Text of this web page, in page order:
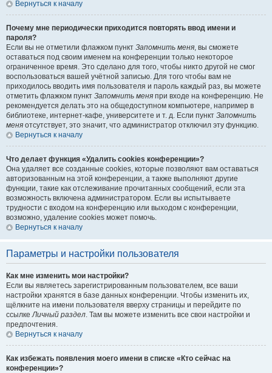
Вернуться к началу
Почему мне периодически приходится повторять ввод имени и
пароля?
Если вы не отметили флажком пункт Запомнить меня, вы сможете
оставаться под своим именем на конференции только некоторое
ограниченное время. Это сделано для того, чтобы никто другой не смог
воспользоваться вашей учётной записью. Для того чтобы вам не
приходилось вводить имя пользователя и пароль каждый раз, вы можете
отметить флажком пункт Запомнить меня при входе на конференцию. Не
рекомендуется делать это на общедоступном компьютере, например в
библиотеке, интернет-кафе, университете и т. д. Если пункт Запомнить
меня отсутствует, это значит, что администратор отключил эту функцию.
Вернуться к началу
Что делает функция «Удалить cookies конференции»?
Она удаляет все созданные cookies, которые позволяют вам оставаться
авторизованным на этой конференции, а также выполняют другие
функции, такие как отслеживание прочитанных сообщений, если эта
возможность включена администратором. Если вы испытываете
трудности с входом на конференцию или выходом с конференции,
возможно, удаление cookies может помочь.
Вернуться к началу
Параметры и настройки пользователя
Как мне изменить мои настройки?
Если вы являетесь зарегистрированным пользователем, все ваши
настройки хранятся в базе данных конференции. Чтобы изменить их,
щёлкните на имени пользователя вверху страницы и перейдите по
ссылкеЛичный раздел. Там вы можете изменить все свои настройки и
предпочтения.
Вернуться к началу
Как избежать появления моего имени в списке «Кто сейчас на
конференции»?